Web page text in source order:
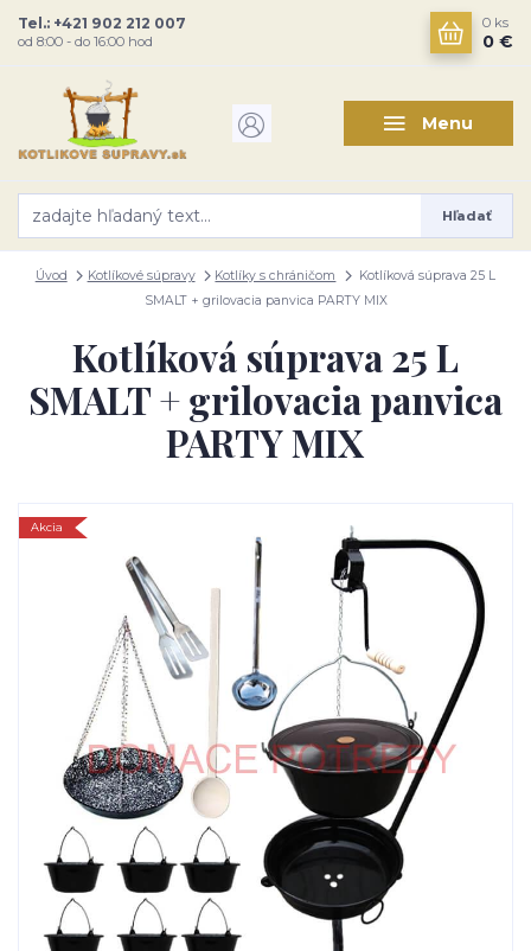
Menu
Hľadať
Tel.: +421 902 212 007
od 8:00 - do 16:00 hod
0 ks
0 €
Úvod Kotlíkové súpravy Kotlíky s chráničom
Kotlíková súprava 25 L
SMALT + grilovacia panvica PARTY MIX
Kotlíková súprava 25 L
SMALT + grilovacia panvica
PARTY MIX
Akcia